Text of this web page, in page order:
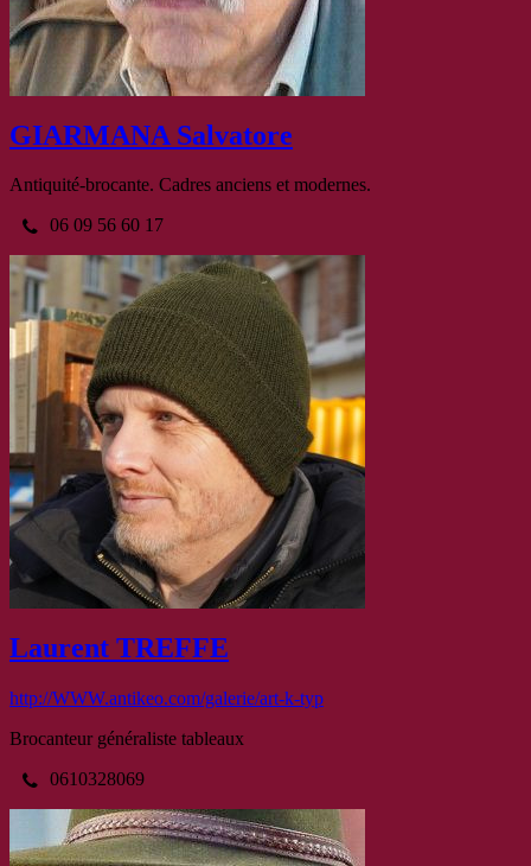
GIARMANA Salvatore
Antiquité-brocante. Cadres anciens et modernes.
06 09 56 60 17
Laurent TREFFE
http://WWW.antikeo.com/galerie/art-k-typ
Brocanteur généraliste tableaux
0610328069